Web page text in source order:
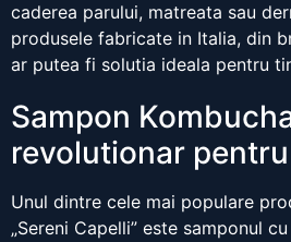
caderea parului, matreata sau
produsele fabricate in Italia, din
ar putea fi solutia ideala pentru
Sampon
revolutionar
Unul dintre cele mai populare
„Sereni Capelli” este samponul